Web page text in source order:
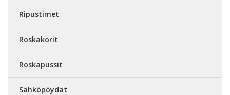
Ripustimet
Roskakorit
Roskapussit
Sähköpöydät